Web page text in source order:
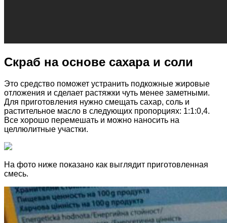
Скраб на основе сахара и соли
Это средство поможет устранить подкожные жировые
отложения и сделает растяжки чуть менее заметными.
Для приготовления нужно смещать сахар, соль и
растительное масло в следующих пропорциях: 1:1:0,4.
Все хорошо перемешать и можно наносить на
целлюлитные участки.
На фото ниже показано как выглядит приготовленная
смесь.